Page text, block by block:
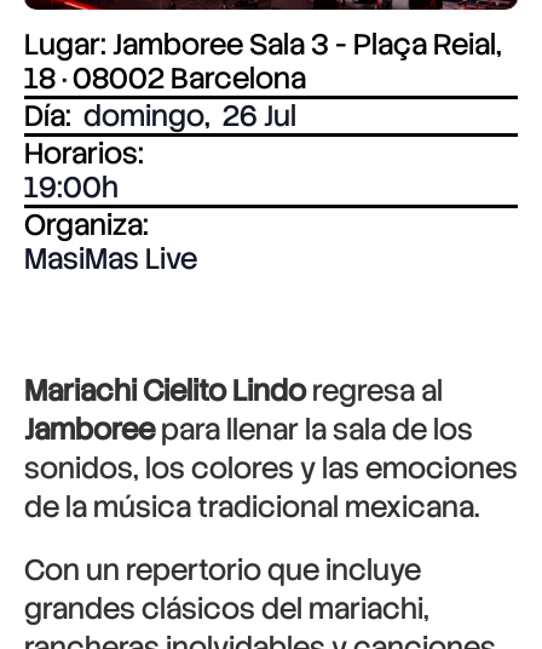
Lugar: Jamboree Sala 3 - Plaça Reial,
18 · 08002 Barcelona
Día: domingo, 26 Jul
Horarios:
19:00
Organiza:
MasiMas Live
Mariachi Cielito Lindoregresa al
Jamboreepara llenar la sala de los
sonidos, los colores y las emociones
de la música tradicional mexicana.
Con un repertorio que incluye
grandes clásicos del mariachi,